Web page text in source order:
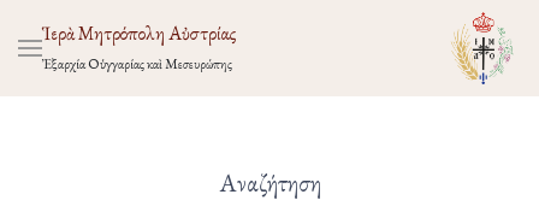
Ἱερὰ Μητρόπολη Αὐστρίας
Ἐξαρχία Οὑγγαρίας καὶ Μεσευρώπης
Αναζήτηση